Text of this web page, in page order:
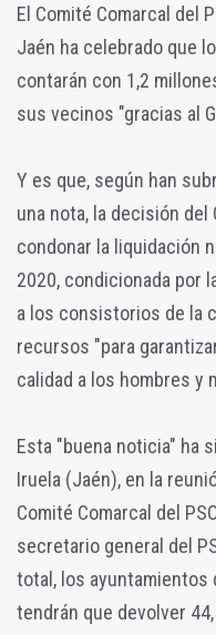
El Comité Comarcal del
Jaén ha celebrado que
contarán con 1,2
sus vecinos "gracias al
Y es que, según han
una nota, la decisión del
condonar la liquidación
2020, condicionada por
a los consistorios de la
recursos "para
calidad a los hombres y
Esta "buena noticia" ha
Iruela (Jaén), en la
Comité Comarcal del
secretario general del
total, los ayuntamientos
tendrán que devolver